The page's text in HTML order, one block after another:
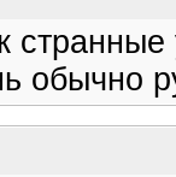
обычно